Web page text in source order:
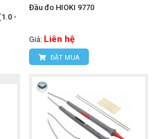
-
Đầu đo HIOKI 9770
Giá: Liên hệ
ĐẶT MUA